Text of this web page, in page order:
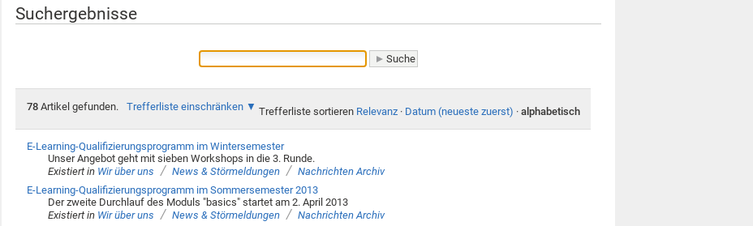
Suchergebnisse
78Artikel gefunden. Trefferliste einschränken Trefferliste sortieren Relevanz · Datum (neueste zuerst) · alphabetisch
E-Learning-Qualifizierungsprogramm im Wintersemester
Unser Angebot geht mit sieben Workshops in die 3. Runde.
Existiert in Wir über uns / News & Störmeldungen / Nachrichten Archiv
E-Learning-Qualifizierungsprogramm im Sommersemester 2013
Der zweite Durchlauf des Moduls "basics" startet am 2. April 2013
Existiert in Wir über uns / News & Störmeldungen / Nachrichten Archiv